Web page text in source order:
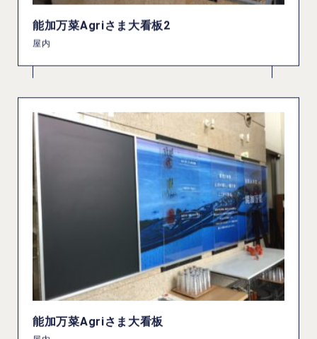
能加万菜Agriさま大看板2
屋内
能加万菜Agriさま大看板